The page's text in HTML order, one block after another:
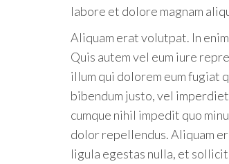
labore et dolore magnam
Aliquam erat volutpat. In
Quis autem vel eum iure
illum qui dolorem eum fugiat
bibendum justo, vel
cumque nihil impedit quo
dolor repellendus. Aliquam
ligula egestas nulla, et